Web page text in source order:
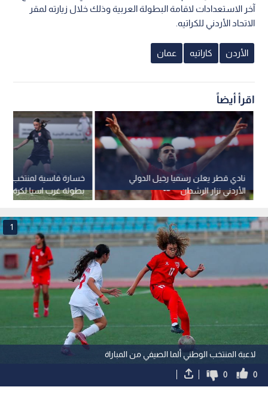
آخر الاستعدادات لاقامة البطولة العربية وذلك خلال زيارته لمقر
الاتحاد الأردني للكراتيه.
الأردن كاراتيه عمان
اقرأ أيضاً
خسارة قاسية لمنتخب
بطولة غرب اسيا لكرة
نادي قطر يعلن رسميا رحيل الدولي
الأردني نزار الرشدان
لاعبة المنتخب الوطني ألما الصيفي من المباراة
1
0
0